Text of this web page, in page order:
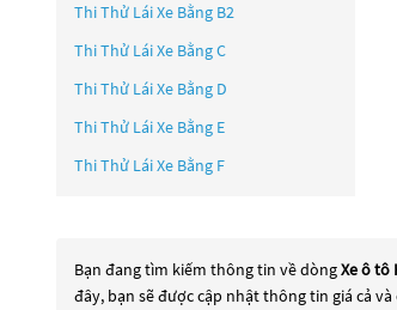
Thi Thử Lái Xe Bằng B2
Thi Thử Lái Xe Bằng C
Thi Thử Lái Xe Bằng D
Thi Thử Lái Xe Bằng E
Thi Thử Lái Xe Bằng F
Bạn đang tìm kiếm thông tin về dòngXe ô tô
đây, bạn sẽ được cập nhật thông tin giá cả